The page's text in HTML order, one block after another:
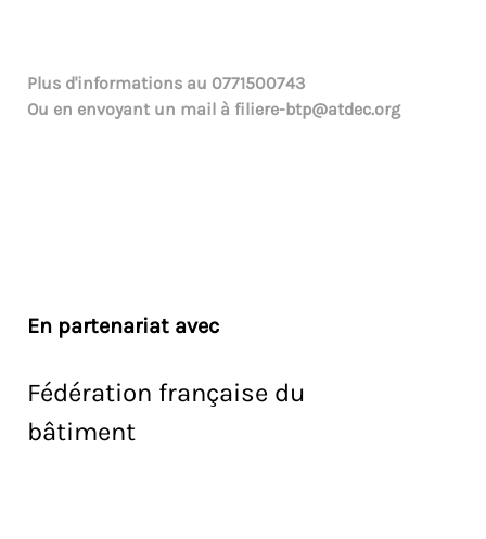
Plus d'informations au 0771500743
Ou en envoyant un mail à filiere-btp@atdec.org
En partenariat avec
Fédération française du
bâtiment